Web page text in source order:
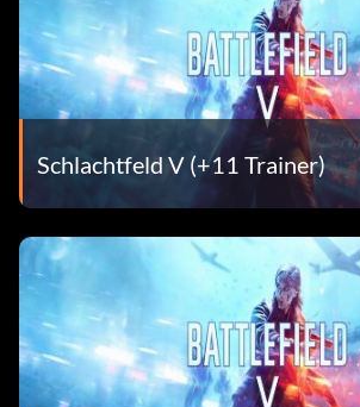
Schlachtfeld V (+11 Trainer)